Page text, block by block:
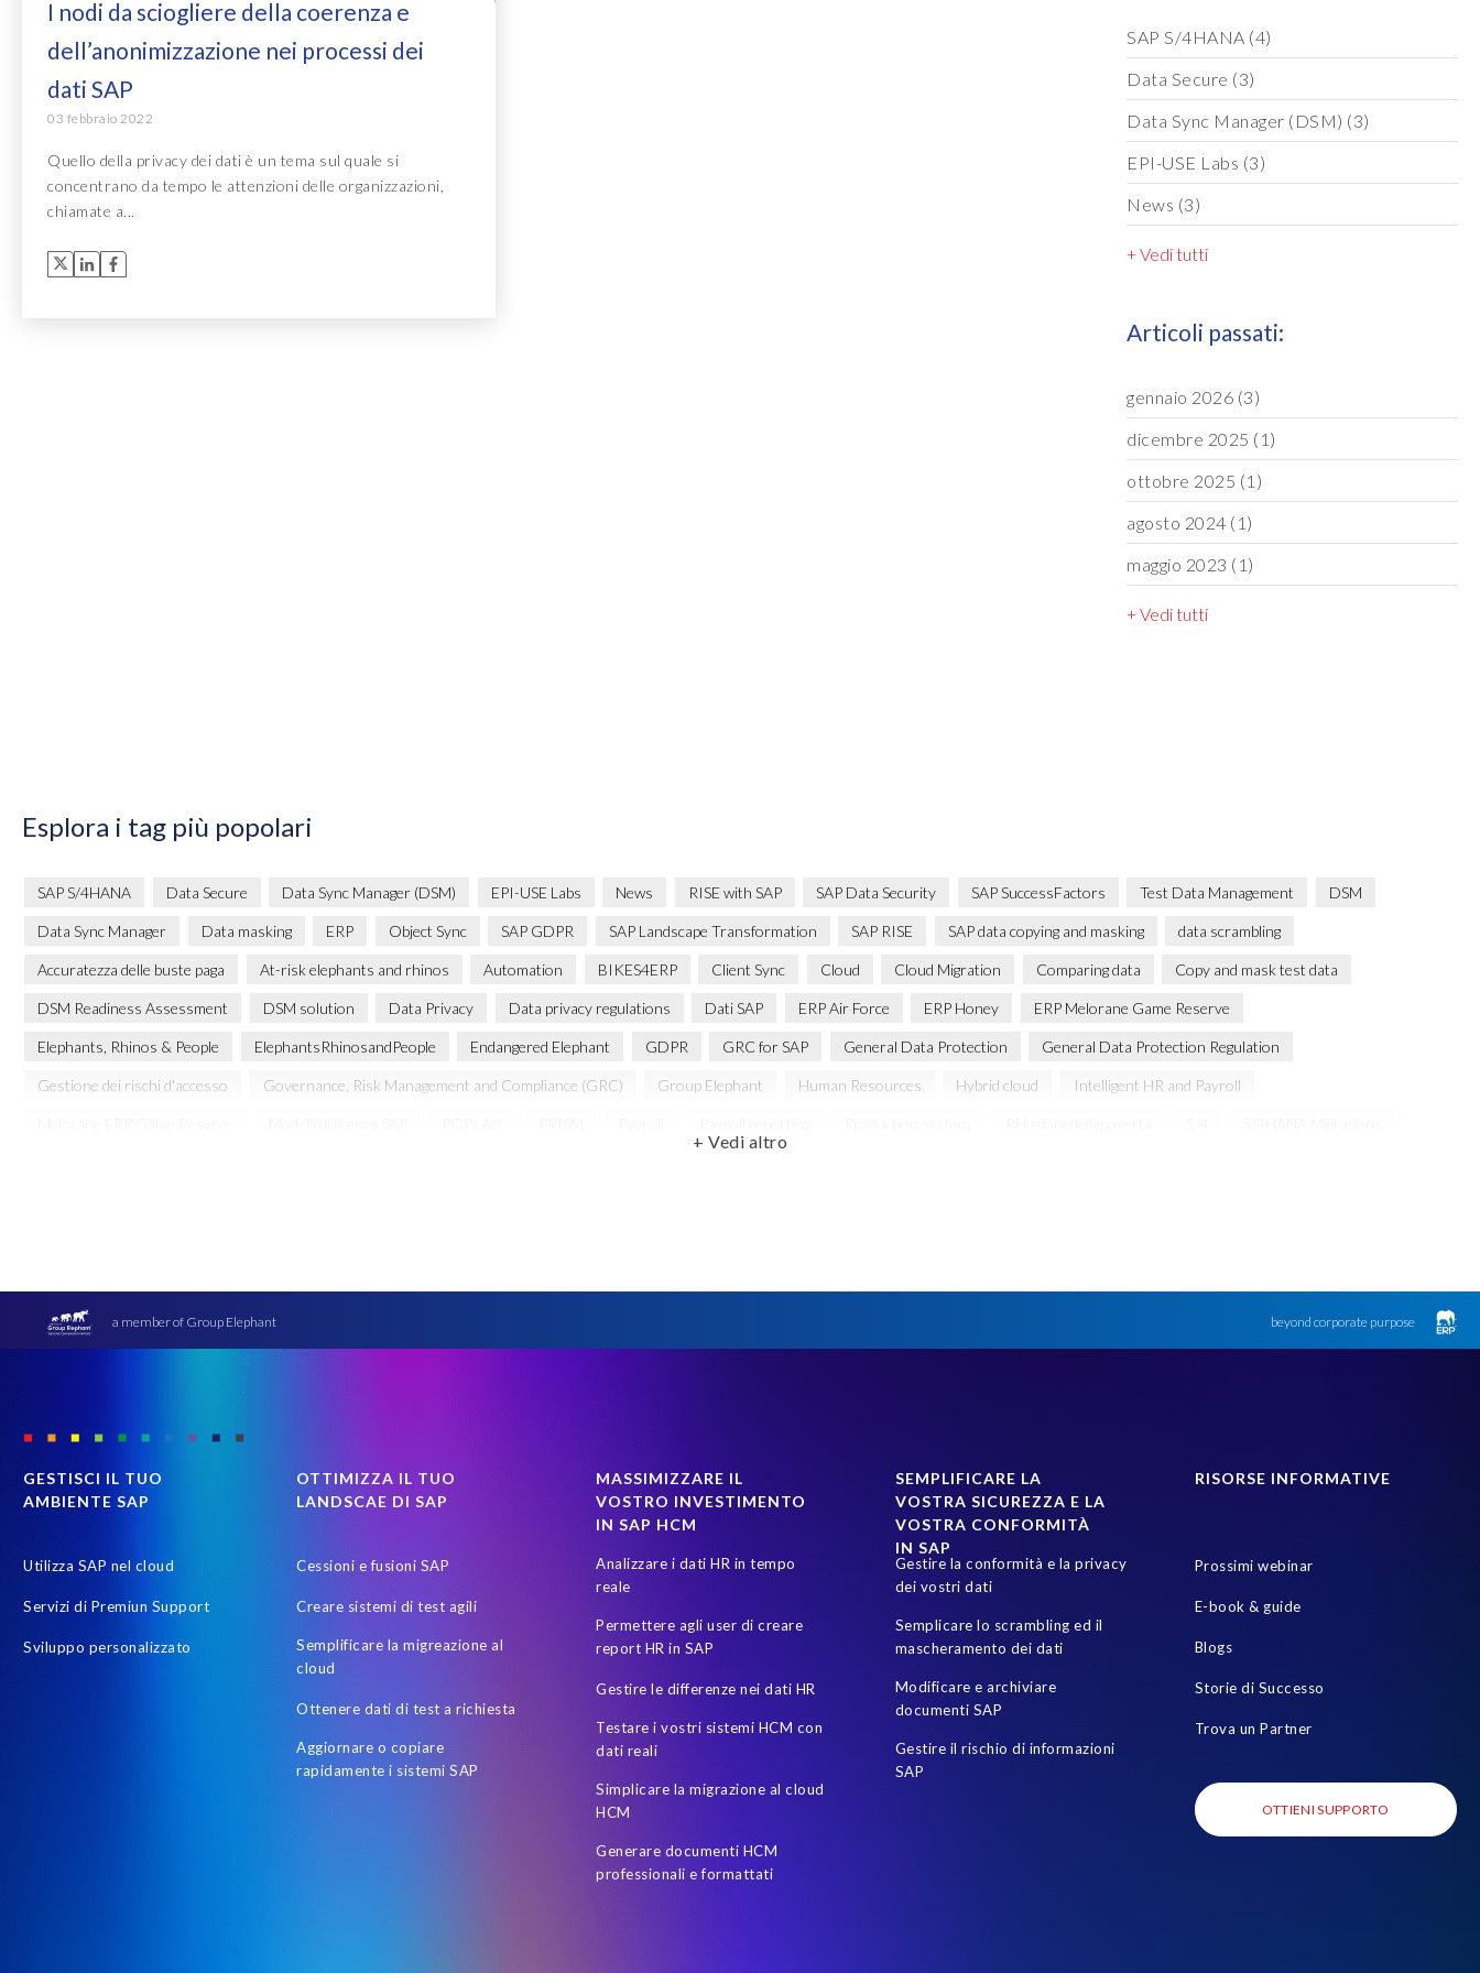
I nodi da sciogliere della coerenza e
dell’anonimizzazione nei processi dei
dati SAP
03 febbraio 2022
Quello della privacy dei dati è un tema sul quale si
concentrano da tempo le attenzioni delle organizzazioni,
chiamate a...
SAP S/4HANA (4)
Data Secure (3)
Data Sync Manager (DSM) (3)
EPI-USE Labs (3)
News (3)
+ Vedi tutti
Articoli passati:
gennaio 2026 (3)
dicembre 2025 (1)
ottobre 2025 (1)
agosto 2024 (1)
maggio 2023 (1)
+ Vedi tutti
Esplora i tag più popolari
SAP S/4HANA Data Secure Data Sync Manager (DSM) EPI-USE Labs News RISE with SAP SAP Data Security SAP SuccessFactors Test Data Management DSM
Data Sync Manager Data masking ERP Object Sync SAP GDPR SAP Landscape Transformation SAP RISE SAP data copying and masking data scrambling
Accuratezza delle buste paga At-risk elephants and rhinos Automation BIKES4ERP Client Sync Cloud Cloud Migration Comparing data Copy and mask test data
DSM Readiness Assessment DSM solution Data Privacy Data privacy regulations Dati SAP ERP Air Force ERP Honey ERP Melorane Game Reserve
Elephants, Rhinos & People ElephantsRhinosandPeople Endangered Elephant GDPR GRC for SAP General Data Protection General Data Protection Regulation
Gestione dei rischi d'accesso Governance, Risk Management and Compliance (GRC) Group Elephant Human Resources Hybrid cloud Intelligent HR and Payroll
quality of test data sicurezza dati
+ Vedi altro
a member of Group Elephant beyond corporate purpose
GESTISCI IL TUO
AMBIENTE SAP
Utilizza SAP nel cloud
Servizi di Premiun Support
Sviluppo personalizzato
OTTIMIZZA IL TUO
LANDSCAE DI SAP
Cessioni e fusioni SAP
Creare sistemi di test agili
Semplificare la migreazione al
cloud
Ottenere dati di test a richiesta
Aggiornare o copiare
rapidamente i sistemi SAP
MASSIMIZZARE IL
VOSTRO INVESTIMENTO
IN SAP HCM
Analizzare i dati HR in tempo
reale
Permettere agli user di creare
report HR in SAP
Gestire le differenze nei dati HR
Testare i vostri sistemi HCM con
dati reali
Simplicare la migrazione al cloud
HCM
Generare documenti HCM
professionali e formattati
SEMPLIFICARE LA
VOSTRA SICUREZZA E LA
VOSTRA CONFORMITÀ
IN SAP
Gestire la conformità e la privacy
dei vostri dati
Semplicare lo scrambling ed il
mascheramento dei dati
Modificare e archiviare
documenti SAP
Gestire il rischio di informazioni
SAP
RISORSE INFORMATIVE
Prossimi webinar
E-book & guide
Blogs
Storie di Successo
Trova un Partner
OTTIENI SUPPORTO